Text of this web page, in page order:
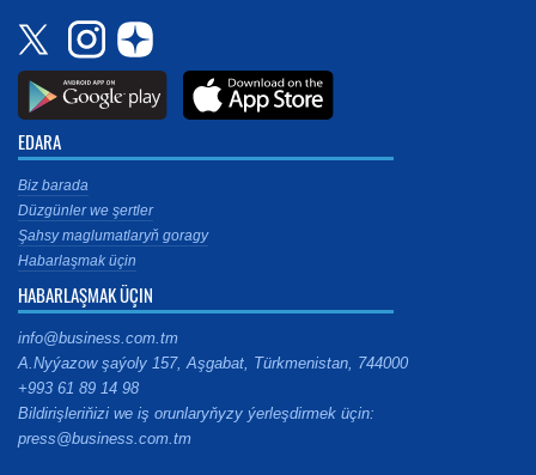
EDARA
Biz barada
Düzgünler we şertler
Şahsy maglumatlaryň goragy
Habarlaşmak üçin
HABARLAŞMAK ÜÇIN
info@business.com.tm
A.Nyýazow şaýoly 157, Aşgabat, Türkmenistan, 744000
+993 61 89 14 98
Bildirişleriňizi we iş orunlaryňyzy ýerleşdirmek üçin:
press@business.com.tm